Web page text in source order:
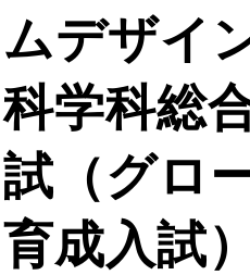
ムデザイ
科学科総
試（グロ
育成入試